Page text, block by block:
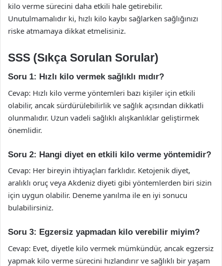
kilo verme sürecini daha etkili hale getirebilir.
Unutulmamalıdır ki, hızlı kilo kaybı sağlarken sağlığınızı
riske atmamaya dikkat etmelisiniz.
SSS (Sıkça Sorulan Sorular)
Soru 1: Hızlı kilo vermek sağlıklı mıdır?
Cevap: Hızlı kilo verme yöntemleri bazı kişiler için etkili
olabilir, ancak sürdürülebilirlik ve sağlık açısından dikkatli
olunmalıdır. Uzun vadeli sağlıklı alışkanlıklar geliştirmek
önemlidir.
Soru 2: Hangi diyet en etkili kilo verme yöntemidir?
Cevap: Her bireyin ihtiyaçları farklıdır. Ketojenik diyet,
aralıklı oruç veya Akdeniz diyeti gibi yöntemlerden biri sizin
için uygun olabilir. Deneme yanılma ile en iyi sonucu
bulabilirsiniz.
Soru 3: Egzersiz yapmadan kilo verebilir miyim?
Cevap: Evet, diyetle kilo vermek mümkündür, ancak egzersiz
yapmak kilo verme sürecini hızlandırır ve sağlıklı bir yaşam